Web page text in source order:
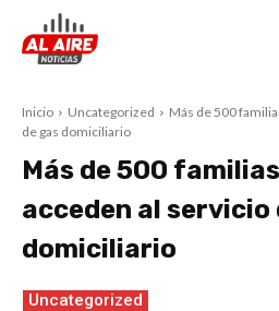
Inicio Uncategorized
Más de 500
de gas domiciliario
Más de 500
acceden al servicio
domiciliario
Uncategorized